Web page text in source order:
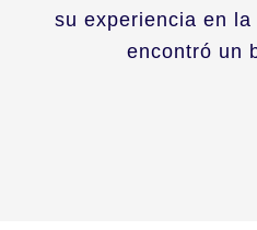
su experiencia en
encontró un